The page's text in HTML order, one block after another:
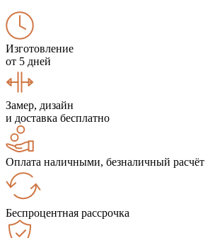
Изготовление
от 5 дней
Замер, дизайн
и доставка бесплатно
Оплата наличными, безналичный расчёт
Беспроцентная рассрочка